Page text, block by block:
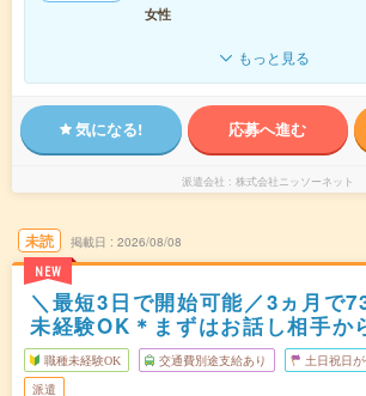
女性
もっと見る
気になる! 応募へ進む
派遣会社 株式会社ニッソーネット
未読
NEW
掲載日 2026/08/08
＼最短3日で開始可能／3ヵ月で
未経験OK＊まずはお話し相手か
職種未経験OK 交通費別途支給あり 土日祝日
派遣